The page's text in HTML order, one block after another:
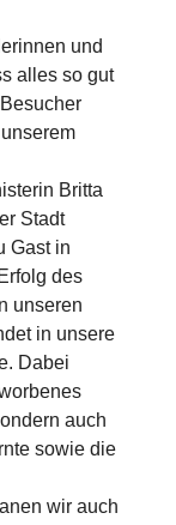
und
alles so gut
Britta
Stadt
Gast in
des
unseren
in unsere
Dabei
auch
sowie die
wir auch